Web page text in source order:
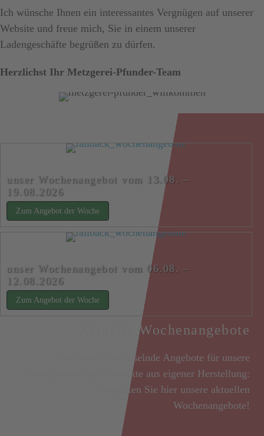
Ich wünsche Ihnen ein interessantes Vergnügen auf unserer
Website und freue mich, Sie in einem unserer
Ladengeschäfte begrüßen zu dürfen.
Herzlichst Ihr Metzgerei-Pfunder-Team
unser Wochenangebot vom 13.08. –
19.08.2026
Zum Angebot der Woche about unser Wochenangebot vom 13.08. –
unser Wochenangebot vom 06.08. –
12.08.2026
Zum Angebot der Woche about unser Wochenangebot vom 06.08. –
Aktuelle Wochenangebote
Jede Woche wechselnde Angebote für unsere
Fleischwaren und Produkte aus eigener Herstellung:
Entdecken Sie hier unsere aktuellen
Wochenangebote!